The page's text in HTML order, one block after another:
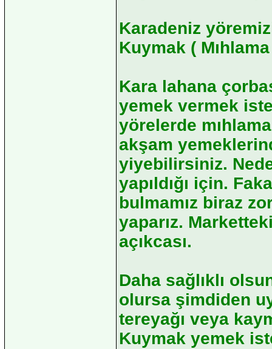
Karadeniz
Kuymak (
Kara lahana
yemek vermek
yörelerde
akşam
yiyebilirsiniz.
yapıldığı için.
bulmamız biraz
yaparız.
açıkcası.
Daha sağlıklı
olursa şimdiden
tereyağı veya
Kuymak yemek